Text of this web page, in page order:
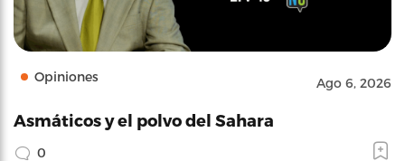
Opiniones Ago 6, 2026
Asmáticos y el polvo del Sahara
0